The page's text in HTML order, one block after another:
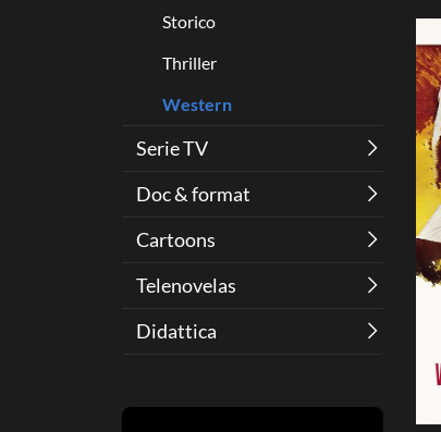
Storico
Thriller
Western
Serie TV
Doc & format
Cartoons
Telenovelas
Didattica